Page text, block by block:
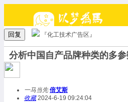
回复 『化工技术广告区』
分析中国自产品牌种类的多
一马当先 倍艾斯
收藏2024-6-19 09:24:04